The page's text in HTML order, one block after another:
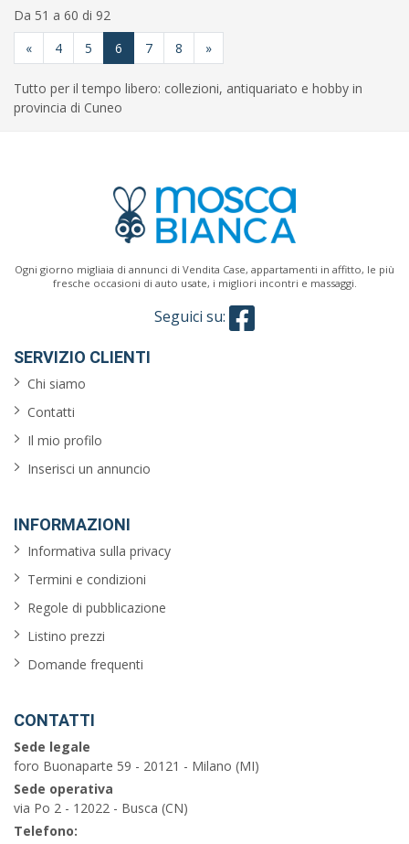
Da 51 a 60 di 92
«
4 5 6 7 8 »
Tutto per il tempo libero: collezioni, antiquariato e hobby in
provincia di Cuneo
Ogni giorno migliaia di annunci di Vendita Case, appartamenti in affitto, le più
fresche occasioni di auto usate, i migliori incontri e massaggi.
Seguici su:
SERVIZIO CLIENTI
Chi siamo
Contatti
Il mio profilo
Inserisci un annuncio
INFORMAZIONI
Informativa sulla privacy
Termini e condizioni
Regole di pubblicazione
Listino prezzi
Domande frequenti
CONTATTI
Sede legale
foro Buonaparte 59 - 20121 - Milano (MI)
Sede operativa
via Po 2 - 12022 - Busca (CN)
Telefono: